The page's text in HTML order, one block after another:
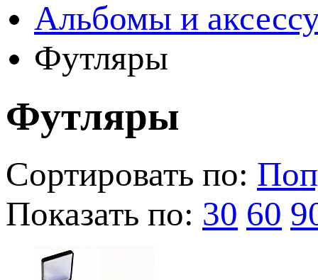
Альбомы и
Футляры
Футляры
Сортировать по:
Показать по: 30 60